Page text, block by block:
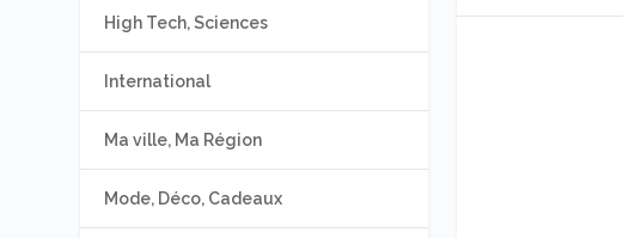
High Tech, Sciences
International
Ma ville, Ma Région
Mode, Déco, Cadeaux